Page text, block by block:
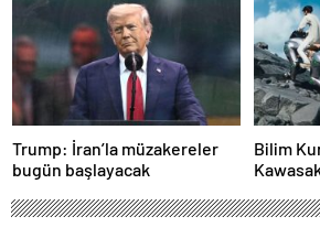
Trump: İran’la müzakereler
bugün başlayacak
Bilim